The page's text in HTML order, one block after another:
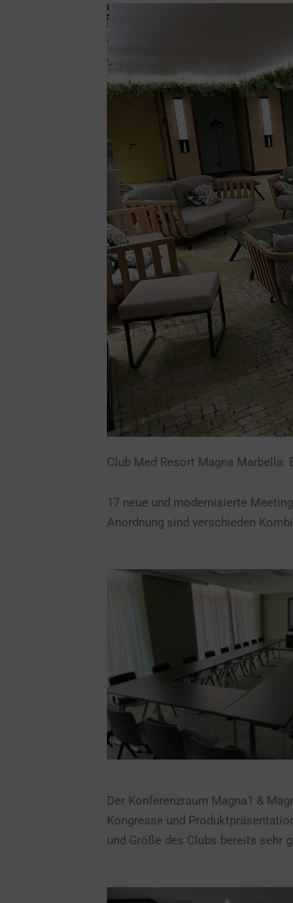
Club Med Resort Magna
17 neue und modernisierte
Anordnung sind verschieden
Der Konferenzraum Magna1 &
Kongresse und
und Größe des Clubs bereits sehr